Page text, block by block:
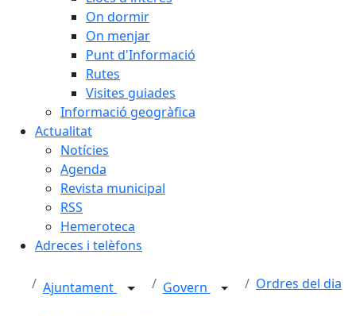
On dormir
On menjar
Punt d'Informació
Rutes
Visites guiades
Informació geogràfica
Actualitat
Notícies
Agenda
Revista municipal
RSS
Hemeroteca
Adreces i telèfons
Ajuntament Govern Ordres del dia